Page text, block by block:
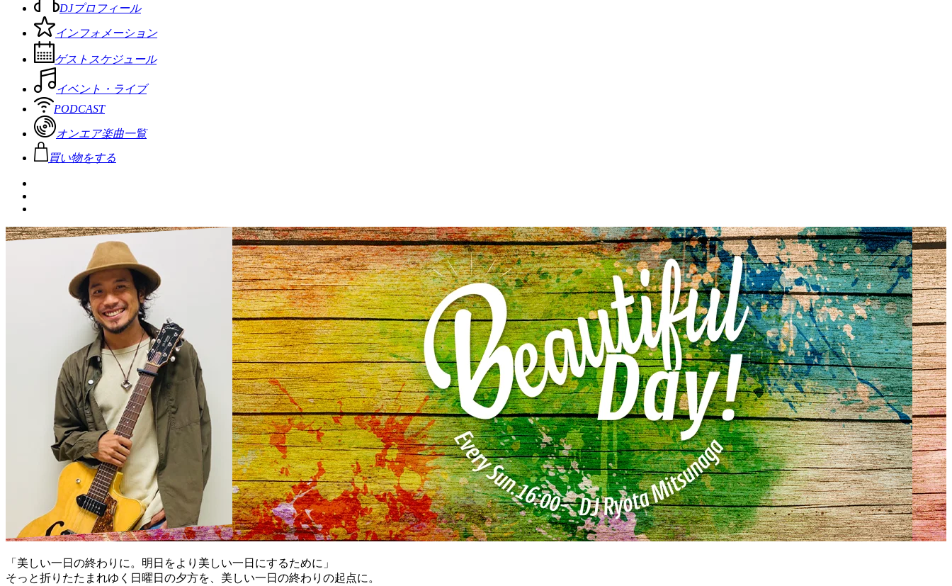
DJプロフィール
インフォメーション
ゲストスケジュール
イベント・ライブ
PODCAST
オンエア楽曲一覧
買い物をする
「美しい一日の終わりに。明日をより美しい一日にするために」
そっと折りたたまれゆく日曜日の夕方を、美しい一日の終わりの起点に。